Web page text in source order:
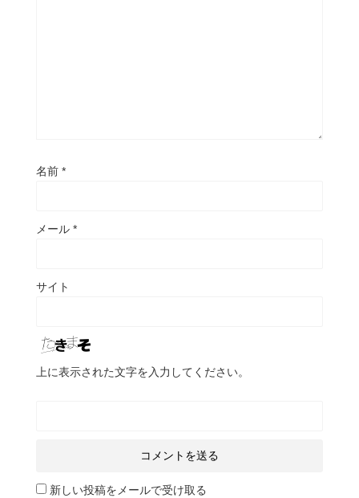
名前 *
メール *
サイト
上に表示された文字を入力してください。
新しい投稿をメールで受け取る